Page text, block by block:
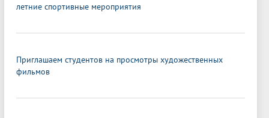
летние спортивные мероприятия
Приглашаем студентов на просмотры художественных
фильмов